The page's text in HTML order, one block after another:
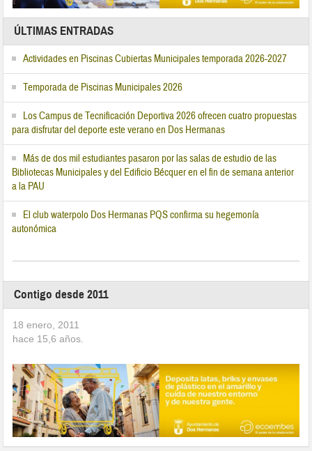
ÚLTIMAS ENTRADAS
Actividades en Piscinas Cubiertas Municipales temporada 2026-2027
Temporada de Piscinas Municipales 2026
Los Campus de Tecnificación Deportiva 2026 ofrecen cuatro propuestas
para disfrutar del deporte este verano en Dos Hermanas
Más de dos mil estudiantes pasaron por las salas de estudio de las
Bibliotecas Municipales y del Edificio Bécquer en el fin de semana anterior
a la PAU
El club waterpolo Dos Hermanas PQS confirma su hegemonía
autonómica
Contigo desde 2011
18 enero, 2011
hace 15,6 años.